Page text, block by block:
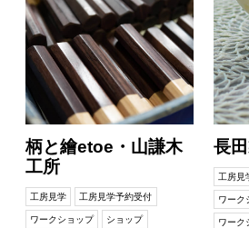
柄と繪etoe・山謙木
工所
工房見学 工房見学予約受付
ワークショップ ショップ
長
工房見
ワーク
ワーク